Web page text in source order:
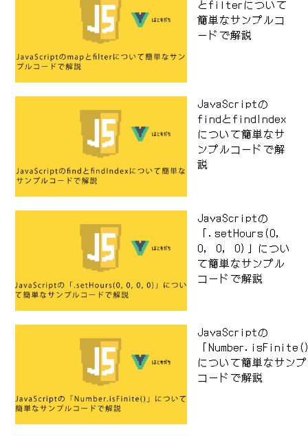
とfilterについて
簡単なサンプルコ
ードで解説
JavaScriptの
findとfindIndex
について簡単なサ
ンプルコードで解
説
JavaScriptの
「.setHours(0,
0, 0, 0)」につい
て簡単なサンプル
コードで解説
JavaScriptの
「
について簡単なサン
コードで解説